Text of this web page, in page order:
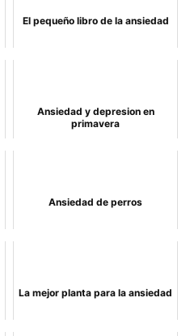
El pequeño libro de la ansiedad
Ansiedad y depresion en
primavera
Ansiedad de perros
La mejor planta para la ansiedad